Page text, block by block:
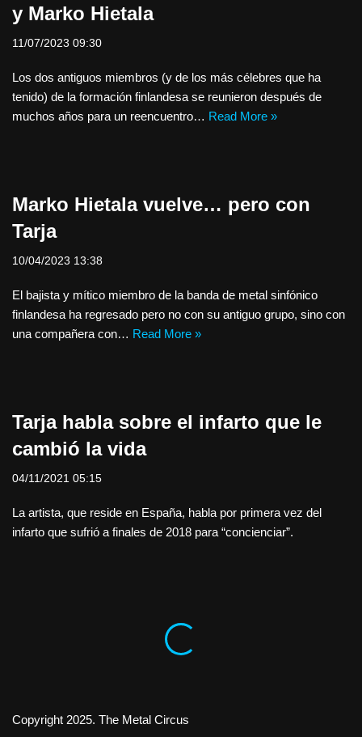
y Marko Hietala
11/07/2023 09:30
Los dos antiguos miembros (y de los más célebres que ha
tenido) de la formación finlandesa se reunieron después de
muchos años para un reencuentro… Read More »
Marko Hietala vuelve… pero con
Tarja
10/04/2023 13:38
El bajista y mítico miembro de la banda de metal sinfónico
finlandesa ha regresado pero no con su antiguo grupo, sino con
una compañera con… Read More »
Tarja habla sobre el infarto que le
cambió la vida
04/11/2021 05:15
La artista, que reside en España, habla por primera vez del
infarto que sufrió a finales de 2018 para “concienciar”.
Copyright 2025. The Metal Circus